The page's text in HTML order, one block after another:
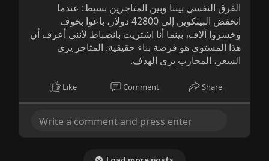
الفرق النفسي بيننا وبين المتاجرين بسيط: عندما
انخفض البيتكوين إلى 42800 دولار، باعوا بخوف
وخسروا آلاف، بينما أنا اشتريت بانضباط لأنني أعرف أن
هذا المستوى هو فرصة بناء حقيقية. المتاجر يرى
السعر، المحارب يرى الهدف.
Like Comment Share